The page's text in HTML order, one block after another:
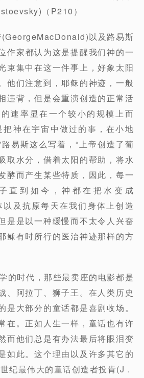
（P210）
以及路易斯
作家都认为这是提醒我们神的一
束集中在这一件事上，好象太阳
他们注意到，耶稣的神迹，一般
违背，但是会重演创造的正常活
速率显在一个较小的规模上而
把神在宇宙中做过的事，在小地
易斯这么写着，“上帝创造了葡
取水分，借着太阳的帮助，将水
酵而产生某些特质，因此，每一
直到如今，神都在把水变成
以及抗原每天在我们身体上创造
是是以一种缓慢而不太令人兴奋
稣有时所行的医治神迹那样的方
的时代，那些最卖座的电影都是
、阿拉丁、狮子王。在人类历史
是大部分的童话都是喜剧收场。
在。正如人生一样，童话也有许
而他们总是有办法最后将眼泪变
如此。这个理由以及许多其它的
纪最伟大的童话创造者投肯(J﹒